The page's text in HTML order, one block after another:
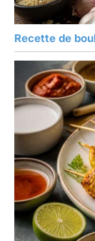
Recette de